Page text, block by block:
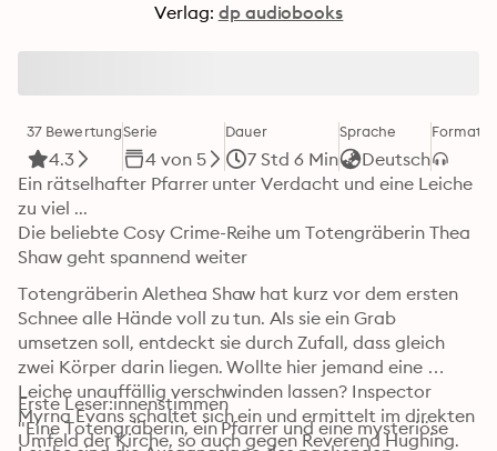
Verlag: dp audiobooks
37 Bewertung
4.3
Serie
4 von 5
Dauer
7 Std 6 Min
Sprache
Deutsch
Format
Ein rätselhafter Pfarrer unter Verdacht und eine Leiche
zu viel ...
Die beliebte Cosy Crime-Reihe um Totengräberin Thea
Shaw geht spannend weiter
Totengräberin Alethea Shaw hat kurz vor dem ersten
Schnee alle Hände voll zu tun. Als sie ein Grab
umsetzen soll, entdeckt sie durch Zufall, dass gleich
zwei Körper darin liegen. Wollte hier jemand eine
Leiche unauffällig verschwinden lassen? Inspector
Myrna Evans schaltet sich ein und ermittelt im direkten
Umfeld der Kirche, so auch gegen Reverend Hughing.
Erste Leser:innenstimmen
"Eine Totengräberin, ein Pfarrer und eine mysteriöse